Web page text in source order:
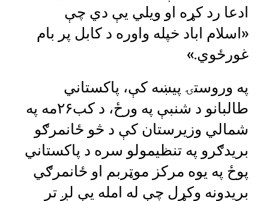
ادعا رد کړه او ویلي یې دي چې
«اسلام اباد خپله واوره د کابل پر بام
غورځوي.»
په وروستۍ پیښه کې، پاکستاني
طالبانو د شنبې په ورځ، د کب۲۶مه په
شمالي وزیرستان کې د څو ځانمرګو
بریدګرو په تنظیمولو سره د پاکستاني
پوځ په یوه مرکز موټربم او ځانمرګي
بریدونه وکړل چې له امله یې لږ تر